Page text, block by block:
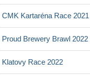
CMK Kartaréna Race 2021
Proud Brewery Brawl 2022
Klatovy Race 2022